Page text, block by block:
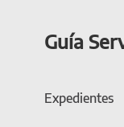
Guía
Expedientes